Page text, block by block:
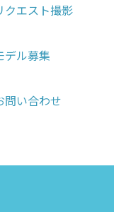
クエスト撮影
デル募集
問い合わせ